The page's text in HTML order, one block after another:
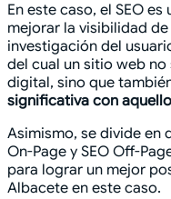
En este caso, el SEO
mejorar la visibilidad
investigación del
del cual un sitio web
digital, sino que
significativa con
Asimismo, se divide en
On-Page y SEO Off-
para lograr un mejor
Albacete en este caso.